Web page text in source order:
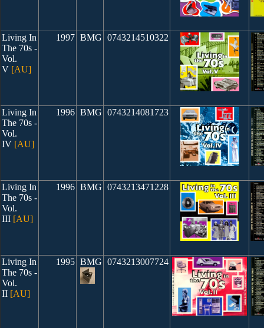
Living In
The 70s -
Vol.
V [AU]
1997 BMG 0743214510322
Living In
The 70s -
Vol.
IV [AU]
1996 BMG 0743214081723
Living In
The 70s -
Vol.
III [AU]
1996 BMG 0743213471228
Living In
The 70s -
Vol.
II [AU]
1995 BMG 0743213007724